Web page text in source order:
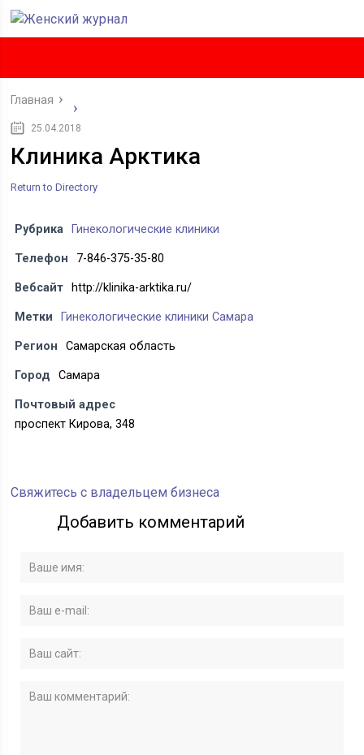
Главная
25.04.2018
Клиника Арктика
Return to Directory
Рубрика Гинекологические клиники
Телефон 7-846-375-35-80
Вебсайт http://klinika-arktika.ru/
Метки Гинекологические клиники Самара
Регион Самарская область
Город Самара
Почтовый адрес
проспект Кирова, 348
Свяжитесь с владельцем бизнеса
Добавить комментарий